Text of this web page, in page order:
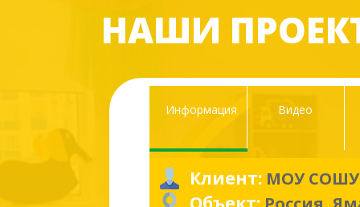
НАШИ
Информация Видео
Клиент: МОУ